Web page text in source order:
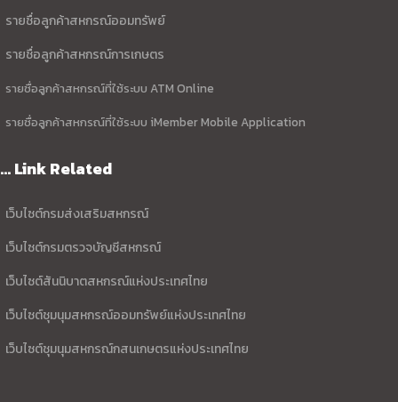
รายชื่อลูกค้าสหกรณ์ออมทรัพย์
รายชื่อลูกค้าสหกรณ์การเกษตร
รายชื่อลูกค้าสหกรณ์ที่ใช้ระบบ ATM Online
รายชื่อลูกค้าสหกรณ์ที่ใช้ระบบ iMember Mobile Application
... Link Related
เว็บไซต์กรมส่งเสริมสหกรณ์
เว็บไซต์กรมตรวจบัญชีสหกรณ์
เว็บไซต์สันนิบาตสหกรณ์แห่งประเทศไทย
เว็บไซต์ชุมนุมสหกรณ์ออมทรัพย์แห่งประเทศไทย
เว็บไซต์ชุมนุมสหกรณ์กสนเกษตรแห่งประเทศไทย